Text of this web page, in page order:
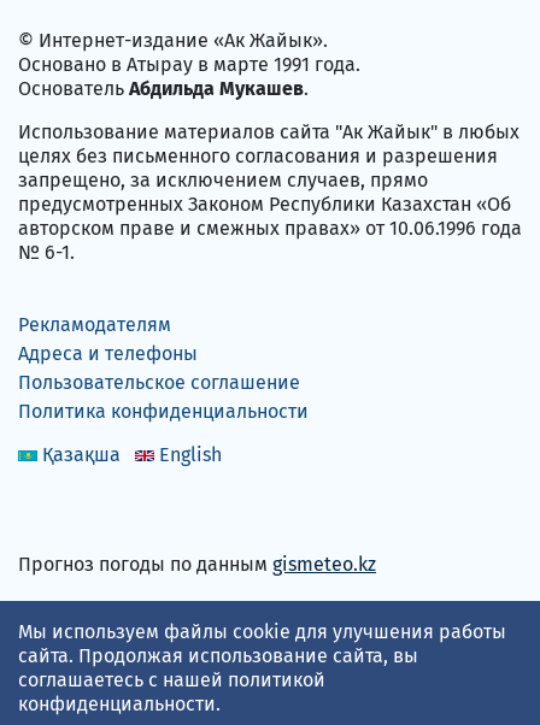
© Интернет-издание «Ак Жайык».
Основано в Атырау в марте 1991 года.
Основатель Абдильда Мукашев.
Использование материалов сайта "Ак Жайык" в любых
целях без письменного согласования и разрешения
запрещено, за исключением случаев, прямо
предусмотренных Законом Республики Казахстан «Об
авторском праве и смежных правах» от 10.06.1996 года
№ 6-1.
Рекламодателям
Адреса и телефоны
Пользовательское соглашение
Политика конфиденциальности
Қазақша
English
Прогноз погоды по данным gismeteo.kz
Принимаем карты
Мы используем файлы cookie для улучшения работы
сайта. Продолжая использование сайта, вы
соглашаетесь с нашей политикой
конфиденциальности.